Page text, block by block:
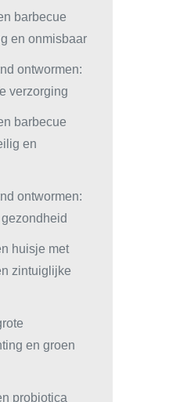
barbecue
en onmisbaar
ontwormen:
verzorging
barbecue
en
ontwormen:
huisje met
zintuiglijke
en groen
probiotica